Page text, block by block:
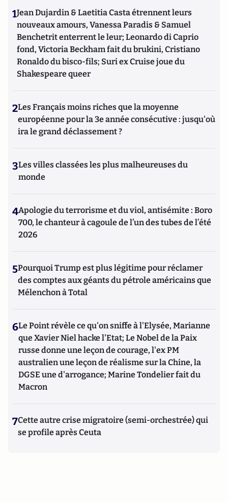
1Jean Dujardin & Laetitia Casta étrennent leurs
nouveaux amours, Vanessa Paradis & Samuel
Benchetrit enterrent le leur; Leonardo di Caprio
fond, Victoria Beckham fait du brukini, Cristiano
Ronaldo du bisco-fils; Suri ex Cruise joue du
Shakespeare queer
2Les Français moins riches que la moyenne
européenne pour la 3e année consécutive : jusqu'où
ira le grand déclassement ?
3Les villes classées les plus malheureuses du
monde
4Apologie du terrorisme et du viol, antisémite : Boro
700, le chanteur à cagoule de l’un des tubes de l’été
2026
5Pourquoi Trump est plus légitime pour réclamer
des comptes aux géants du pétrole américains que
Mélenchon à Total
6Le Point révèle ce qu'on sniffe à l'Elysée, Marianne
que Xavier Niel hacke l'Etat; Le Nobel de la Paix
russe donne une leçon de courage, l'ex PM
australien une leçon de réalisme sur la Chine, la
DGSE une d'arrogance; Marine Tondelier fait du
Macron
7Cette autre crise migratoire (semi-orchestrée) qui
se profile après Ceuta